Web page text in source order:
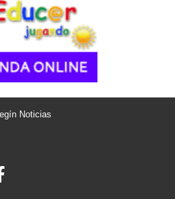
Noticias